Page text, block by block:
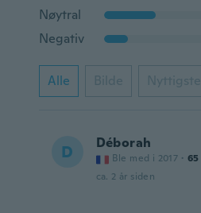
Nøytral
Negativ
Alle Bilde Nyttigste
D Déborah
Ble med i 2017 · 65
ca. 2 år siden